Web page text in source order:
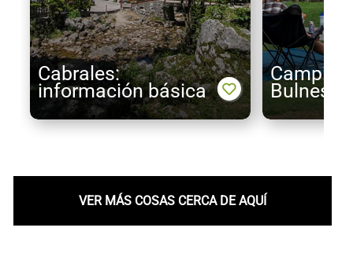
Cabrales:
información básica Bulnes
VER MÁS COSAS CERCA DE AQUÍ